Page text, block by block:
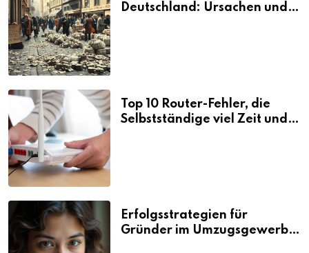
Deutschland: Ursachen und
Top 10 Router-Fehler, die
Selbstständige viel Zeit und
Erfolgsstrategien für
Gründer im Umzugsgewerbe